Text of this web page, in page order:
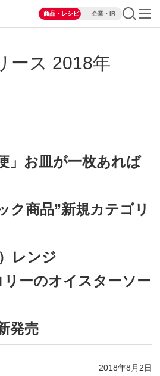
商品・レシピ 企業・IR
ース 2018年
」お皿が一枚あれば
ク商品”新規カテゴリ
レンジ
ーのオイスターソー
発売
2018年8月2日